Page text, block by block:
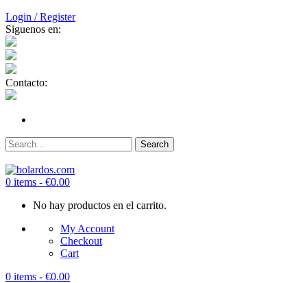
Login / Register
Siguenos en:
Contacto:
0 items - €0.00
No hay productos en el carrito.
My Account
Checkout
Cart
0 items - €0.00